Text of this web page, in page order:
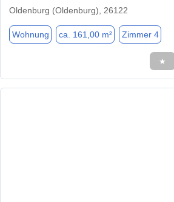
Oldenburg (Oldenburg), 26122
Wohnung ca. 161,00 m² Zimmer 4
★